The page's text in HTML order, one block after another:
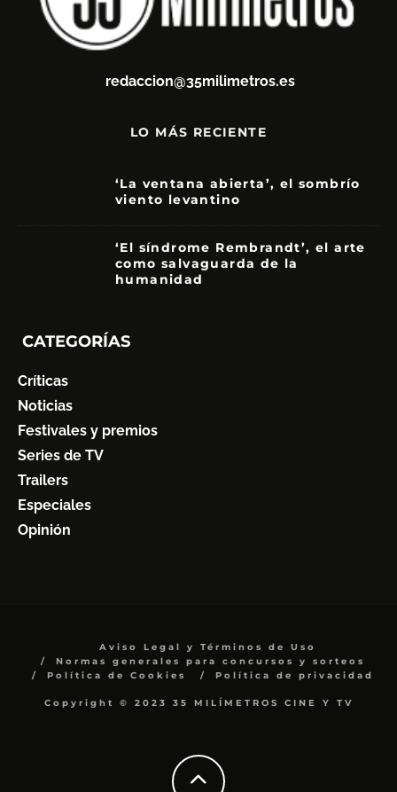
redaccion@35milimetros.es
LO MÁS RECIENTE
‘La ventana abierta’, el sombrío
viento levantino
‘El síndrome Rembrandt’, el arte
como salvaguarda de la
humanidad
CATEGORÍAS
Críticas
Noticias
Festivales y premios
Series de TV
Trailers
Especiales
Opinión
Aviso Legal y Términos de Uso
Normas generales para concursos y sorteos
Política de Cookies
Política de privacidad
Copyright © 2023 35 MILÍMETROS CINE Y TV